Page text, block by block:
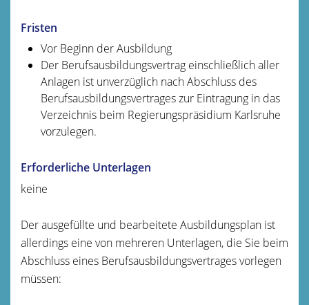
Fristen
Vor Beginn der Ausbildung
Der Berufsausbildungsvertrag einschließlich aller
Anlagen ist unverzüglich nach Abschluss des
Berufsausbildungsvertrages zur Eintragung in das
Verzeichnis beim Regierungspräsidium Karlsruhe
vorzulegen.
Erforderliche Unterlagen
keine
Der ausgefüllte und bearbeitete Ausbildungsplan ist
allerdings eine von mehreren Unterlagen, die Sie beim
Abschluss eines Berufsausbildungsvertrages vorlegen
müssen: